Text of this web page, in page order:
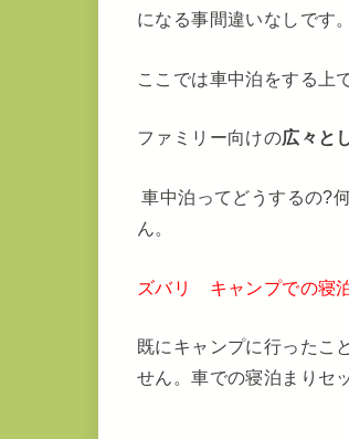
になる事間違いなしです。
ここでは車中泊をする上
ファミリー向けの広々と
車中泊ってどうするの?
ん。
ズバリ キャンプでの寝
既にキャンプに行ったこ
せん。車での寝泊まりセ